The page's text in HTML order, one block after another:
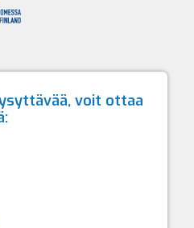
voit ottaa